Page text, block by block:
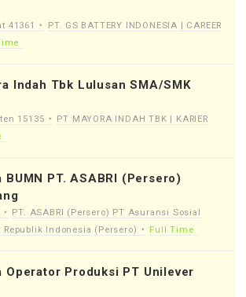
41361
PT. GS BATTERY INDONESIA | CAREER
Indah Tbk Lulusan SMA/SMK
15135
PT MAYORA INDAH TBK | KARIER
BUMN PT. ASABRI (Persero)
PT. ASABRI (Persero) PT Asuransi Sosial
Indonesia (Persero)
Full Time
Operator Produksi PT Unilever